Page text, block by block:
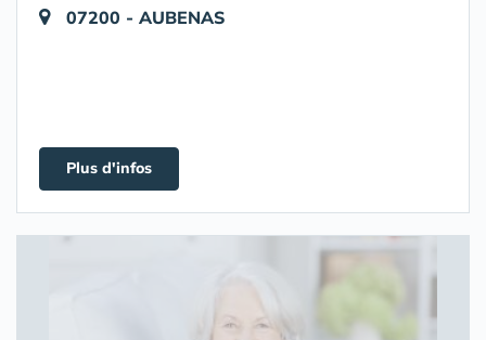
07200 - AUBENAS
Plus d'infos